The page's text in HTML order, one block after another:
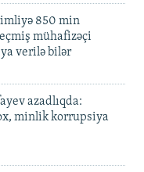
850 min
mühafizəçi
verilə bilər
azadlıqda:
minlik korrupsiya